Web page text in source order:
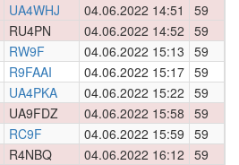
UA4WHJ 04.06.2022 14:51 59
RU4PN 04.06.2022 14:52 59
RW9F 04.06.2022 15:13 59
R9FAAI 04.06.2022 15:17 59
UA4PKA 04.06.2022 15:22 59
UA9FDZ 04.06.2022 15:58 59
RC9F 04.06.2022 15:59 59
R4NBQ 04.06.2022 16:12 59